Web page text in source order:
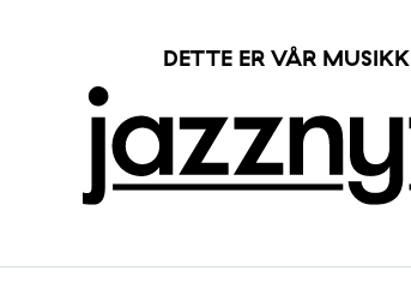
DETTE ER VÅR MUSIKK